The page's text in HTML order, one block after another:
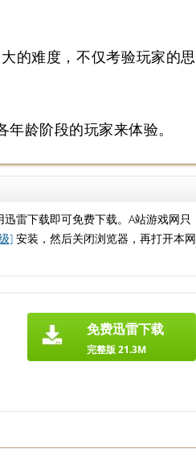
的难度，不仅考验玩家的思
龄阶段的玩家来体验。
雷下载即可免费下载。A站游戏网只
] 安装，然后关闭浏览器，再打开本网
免费迅雷下载
完整版 21.3M